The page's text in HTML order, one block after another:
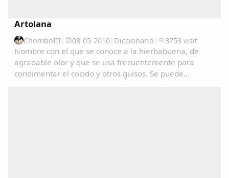
Artolana
ChomboIII | 08-05-2010| Diccionario | 3753 visit
Nombre con el que se conoce a la hierbabuena, de
agradable olor y que se usa frecuentemente para
condimentar el cocido y otros guisos. Se puede